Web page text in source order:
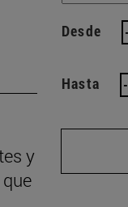
y
Desde
Hasta